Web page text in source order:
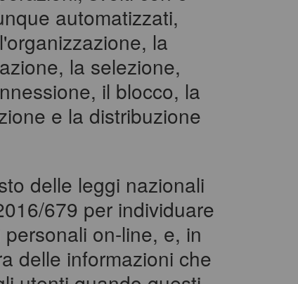
automatizzati,
la
la selezione,
il blocco, la
e la distribuzione
delle leggi nazionali
679 per individuare
on-line, e, in
delle informazioni che